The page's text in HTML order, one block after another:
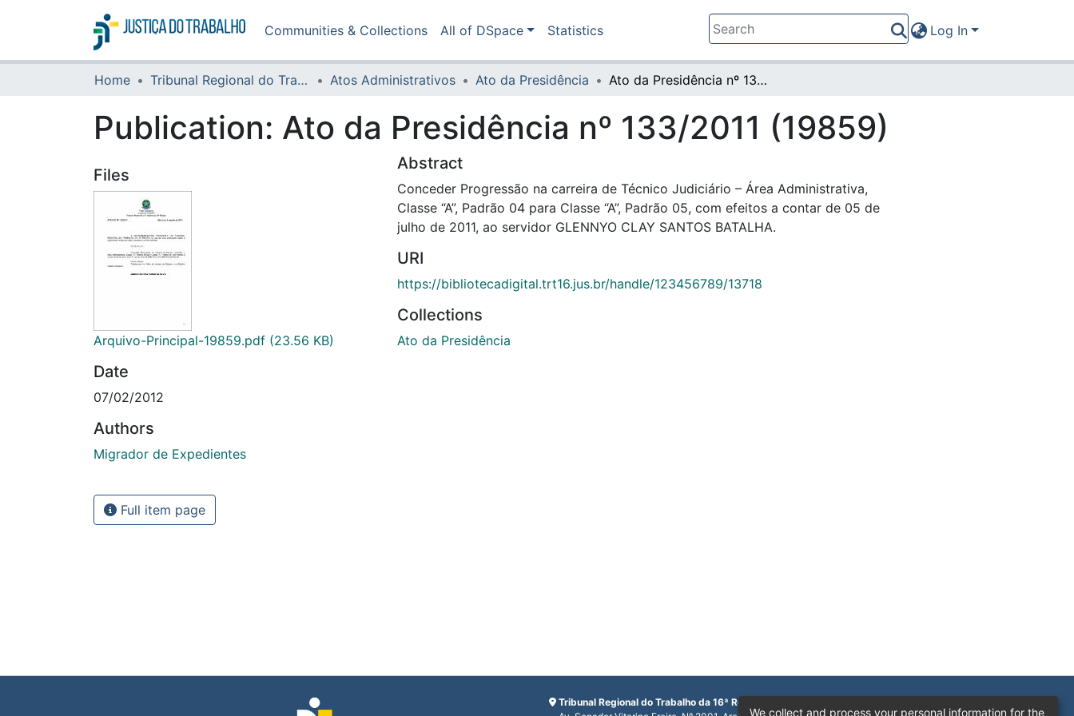
Communities & Collections All of DSpace Statistics Log In
Home Tribunal Regional do Trabalho da 16ª Região Atos Administrativos Ato da Presidência Ato da Presidência nº 133/2011 (19859)
Publication: Ato da Presidência nº 133/2011 (19859)
Files
Arquivo-Principal-19859.pdf (23.56 KB)
Date
07/02/2012
Authors
Migrador de Expedientes
Full item page
Abstract
Conceder Progressão na carreira de Técnico Judiciário – Área Administrativa,
Classe “A”, Padrão 04 para Classe “A”, Padrão 05, com efeitos a contar de 05 de
julho de 2011, ao servidor GLENNYO CLAY SANTOS BATALHA.
URI
https://bibliotecadigital.trt16.jus.br/handle/123456789/13718
Collections
Ato da Presidência
Tribunal Regional do Trabalho da 16ª Região
We collect and process your personal information for the